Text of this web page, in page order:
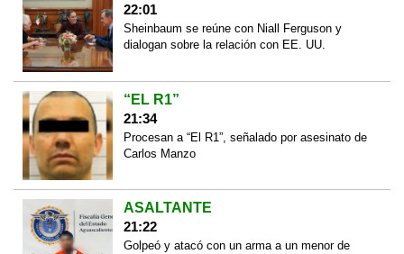
22:01
Sheinbaum se reúne con Niall Ferguson y
dialogan sobre la relación con EE. UU.
“EL R1”
21:34
Procesan a “El R1”, señalado por asesinato de
Carlos Manzo
ASALTANTE
21:22
Golpeó y atacó con un arma a un menor de